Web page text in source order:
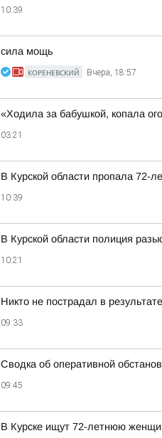
10:39
сила мощь
КОРЕНЕВСКИЙ Вчера, 18:57
«Ходила за бабушкой, копала
03:21
В Курской области пропала 72-
10:39
В Курской области полиция
10:21
Никто не пострадал в
09:33
Сводка об оперативной
09:45
В Курске ищут 72-летнюю